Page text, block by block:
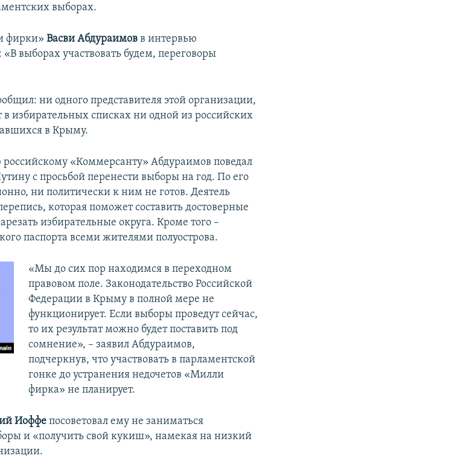
выборах.
фирки»Васви Абдураимов в интервью
выборах участвовать будем, переговоры
ни одного представителя этой организации,
в избирательных списках ни одной из российских
в Крыму.
«Коммерсанту» Абдураимов поведал
с просьбой перенести выборы на год. По его
ни политически к ним не готов. Деятель
которая поможет составить достоверные
избирательные округа. Кроме того –
паспорта всеми жителями полуострова.
«Мы до сих пор находимся в переходном
правовом поле. Законодательство Российской
Федерации в Крыму в полной мере не
функционирует. Если выборы проведут сейчас,
то их результат можно будет поставить под
сомнение», – заявил Абдураимов,
подчеркнув, что участвовать в парламентской
гонке до устранения недочетов «Милли
фирка» не планирует.
Иоффе посоветовал ему не заниматься
и «получить свой кукиш», намекая на низкий